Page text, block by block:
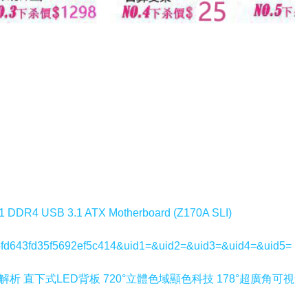
DDR4 USB 3.1 ATX Motherboard (Z170A SLI)
直下式LED背板 720°立體色域顯色科技 178°超廣角可